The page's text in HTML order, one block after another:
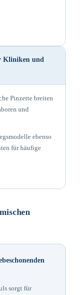
Kliniken und
Pinzette breiten
und
ebenso
für häufige
sorgt für